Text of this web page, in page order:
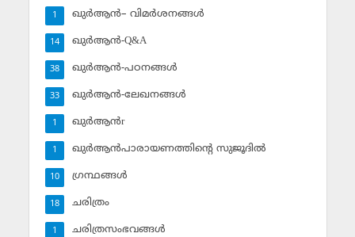
ഖുര്‍ആന്‍– വിമര്‍ശനങ്ങള്‍
1
ഖുര്‍ആന്‍-Q&A
14
ഖുര്‍ആന്‍-പഠനങ്ങള്‍
38
ഖുര്‍ആന്‍-ലേഖനങ്ങള്‍
33
ഖുര്‍ആന്‍r
1
ഖുര്‍ആന്‍പാരായണത്തിന്റെ സുജൂദില്‍
1
ഗ്രന്ഥങ്ങള്‍
10
ചരിത്രം
18
ചരിത്രസംഭവങ്ങള്‍
1